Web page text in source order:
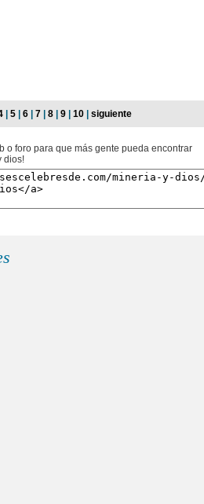
| 5 | 6 | 7 | 8 | 9 | 10 | siguiente
o foro para que más gente pueda encontrar
dios!